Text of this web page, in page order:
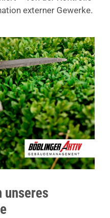
externer Gewerke.
unseres